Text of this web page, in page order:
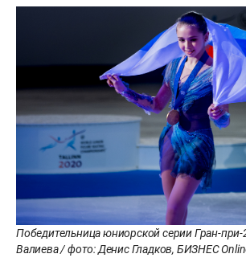
Победительница юниорской серии Гран-
Валиева / фото: Денис Гладков, БИЗНЕС